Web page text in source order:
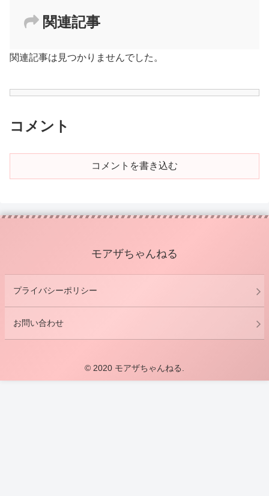
関連記事
関連記事は見つかりませんでした。
コメント
コメントを書き込む
モアザちゃんねる
プライバシーポリシー
お問い合わせ
© 2020 モアザちゃんねる.